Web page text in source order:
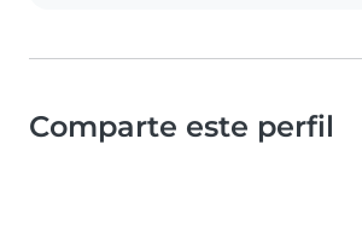
Comparte este perfil